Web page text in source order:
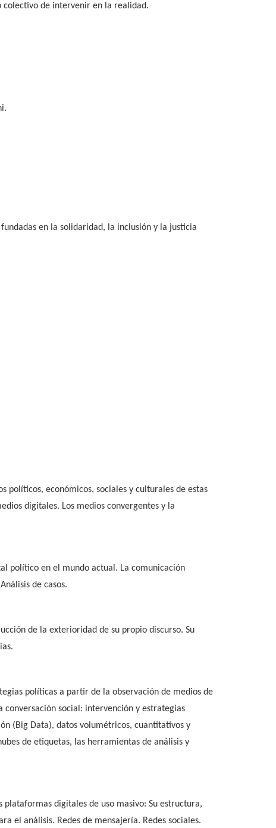
colectivo de intervenir en la realidad.
en la solidaridad, la inclusión y la justicia
políticos, económicos, sociales y culturales de estas
digitales. Los medios convergentes y la
político en el mundo actual. La comunicación
de casos.
de la exterioridad de su propio discurso. Su
políticas a partir de la observación de medios de
conversación social: intervención y estrategias
(Big Data), datos volumétricos, cuantitativos y
de etiquetas, las herramientas de análisis y
digitales de uso masivo: Su estructura,
el análisis. Redes de mensajería. Redes sociales.